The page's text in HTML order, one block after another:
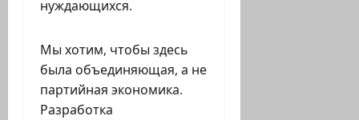
нуждающихся.
Мы хотим, чтобы здесь
была объединяющая, а не
партийная экономика.
Разработка